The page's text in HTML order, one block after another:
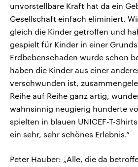
unvorstellbare Kraft hat da ein
Gesellschaft einfach eliminiert.
gleich die Kinder getroffen und
gespielt für Kinder in einer
Erdbebenschaden wurde schon
haben die Kinder aus einer
verschwunden ist,
Reihe auf Reihe ganz artig,
wahnsinnig neugierig hunderte
spielten in blauen UNICEF-T-
ein sehr, sehr schönes Erlebnis.“
Peter Hauber: „Alle, die da